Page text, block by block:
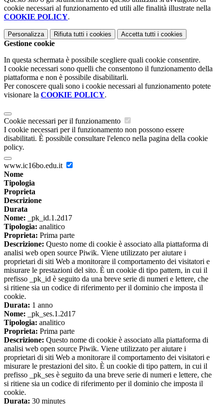
cookie necessari al funzionamento ed utili alle finalità illustrate nella
COOKIE POLICY.
Personalizza Rifiuta tutti i cookies Accetta tutti i cookies
Gestione cookie
In questa schermata è possibile scegliere quali cookie consentire.
I cookie necessari sono quelli che consentono il funzionamento della
piattaforma e non è possibile disabilitarli.
Per conoscere quali sono i cookie necessari al funzionamento potete
visionare la COOKIE POLICY.
Cookie necessari per il funzionamento
I cookie necessari per il funzionamento non possono essere
disabilitati. È possibile consultare l'elenco nella pagina della cookie
policy.
www.ic16bo.edu.it
Nome
Tipologia
Proprieta
Descrizione
Durata
Nome: _pk_id.1.2d17
Tipologia: analitico
Proprieta: Prima parte
Descrizione: Questo nome di cookie è associato alla piattaforma di
analisi web open source Piwik. Viene utilizzato per aiutare i
proprietari di siti Web a monitorare il comportamento dei visitatori e
misurare le prestazioni del sito. È un cookie di tipo pattern, in cui il
prefisso _pk_id è seguito da una breve serie di numeri e lettere, che
si ritiene sia un codice di riferimento per il dominio che imposta il
cookie.
Durata: 1 anno
Nome: _pk_ses.1.2d17
Tipologia: analitico
Proprieta: Prima parte
Descrizione: Questo nome di cookie è associato alla piattaforma di
analisi web open source Piwik. Viene utilizzato per aiutare i
proprietari di siti Web a monitorare il comportamento dei visitatori e
misurare le prestazioni del sito. È un cookie di tipo pattern, in cui il
prefisso _pk_ses è seguito da una breve serie di numeri e lettere, che
si ritiene sia un codice di riferimento per il dominio che imposta il
cookie.
Durata: 30 minutes